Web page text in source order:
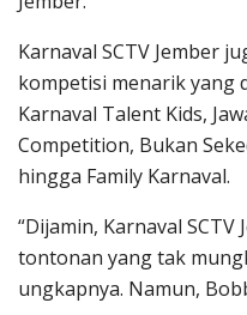
Karnaval SCTV Jember
kompetisi menarik yang
Karnaval Talent Kids,
Competition, Bukan
hingga Family Karnaval.
“Dijamin, Karnaval
tontonan yang tak
ungkapnya. Namun,